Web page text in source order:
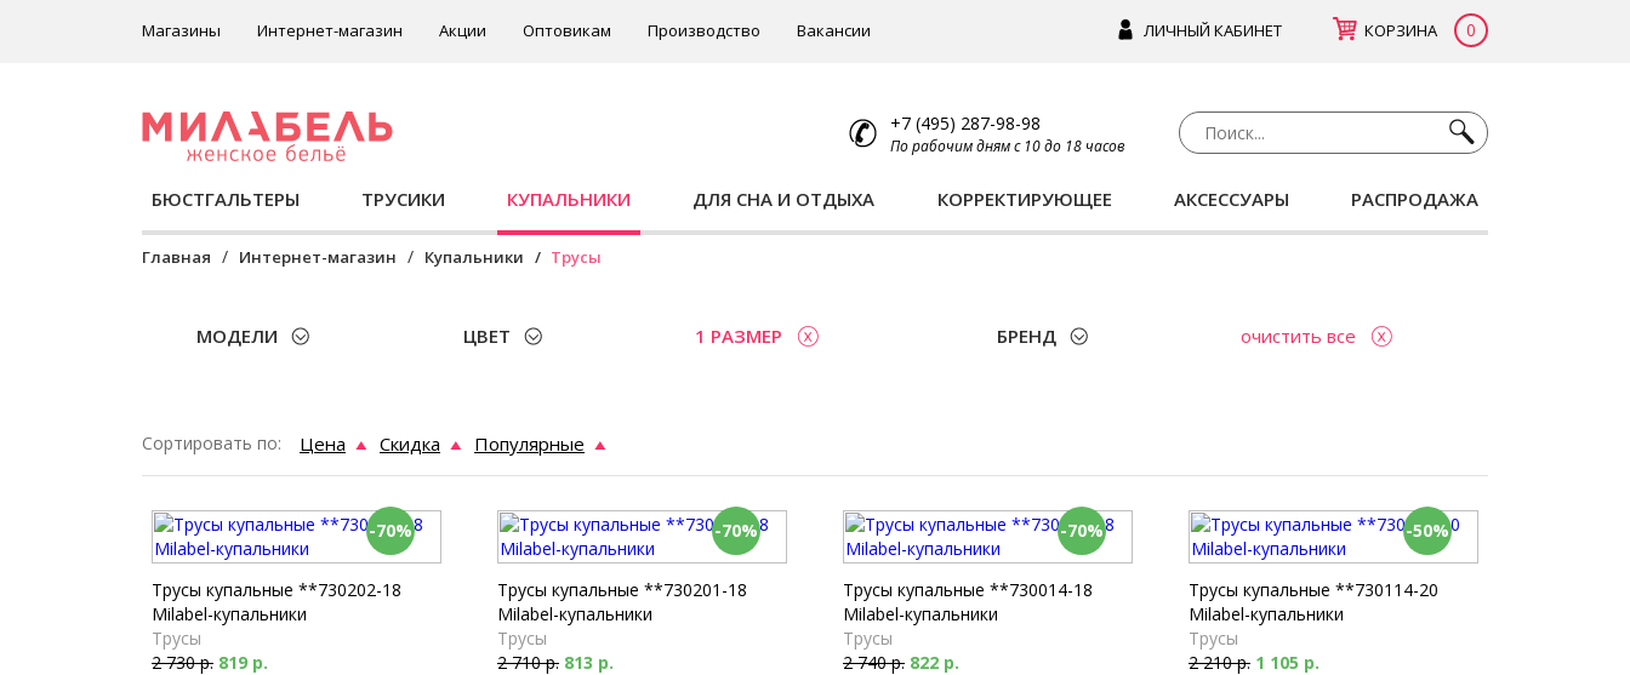
ЛИЧНЫЙ КАБИНЕТ КОРЗИНА 0
Магазины Интернет-магазин Акции Оптовикам Производство Вакансии
+7 (495) 287-98-98
По рабочим дням с 10 до 18 часов
БЮСТГАЛЬТЕРЫ ТРУСИКИ КУПАЛЬНИКИ ДЛЯ СНА И ОТДЫХА КОРРЕКТИРУЮЩЕЕ АКСЕССУАРЫ РАСПРОДАЖА
Главная Интернет-магазин Купальники Трусы
МОДЕЛИ ЦВЕТ 1 РАЗМЕР БРЕНД очистить все
Сортировать по: Цена Скидка Популярные
-70%
Трусы купальные **730202-18
Milabel-купальники
Трусы
2 730 р. 819 р.
-70%
Трусы купальные **730201-18
Milabel-купальники
Трусы
2 710 р. 813 р.
-70%
Трусы купальные **730014-18
Milabel-купальники
Трусы
2 740 р. 822 р.
-50%
Трусы купальные **730114-20
Milabel-купальники
Трусы
2 210 р. 1 105 р.